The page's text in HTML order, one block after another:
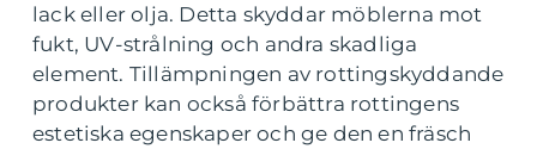
lack eller olja. Detta skyddar möblerna mot
fukt, UV-strålning och andra skadliga
element. Tillämpningen av rottingskyddande
produkter kan också förbättra rottingens
estetiska egenskaper och ge den en fräsch